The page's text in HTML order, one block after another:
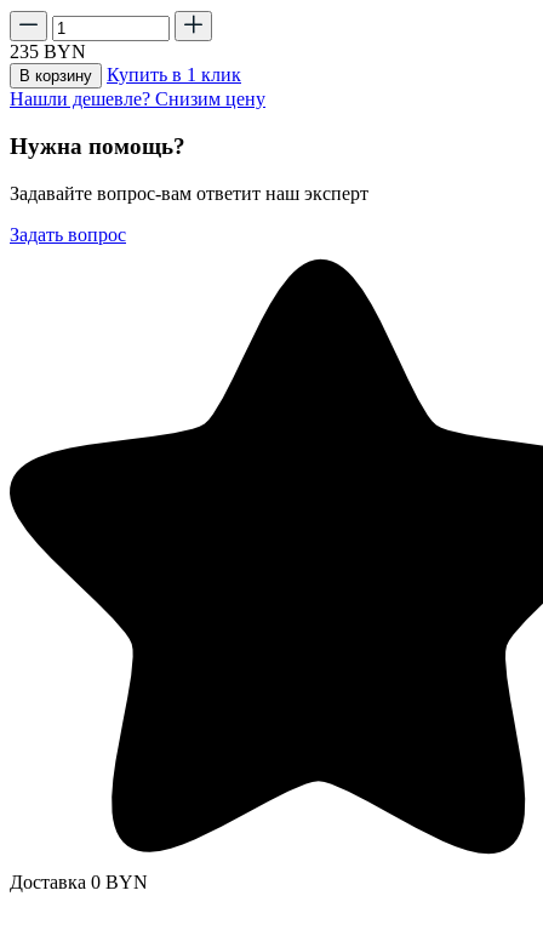
235 BYN
В корзину
Купить в 1 клик
Нашли дешевле? Снизим цену
Нужна помощь?
Задавайте вопрос-вам ответит наш эксперт
Задать вопрос
Доставка 0 BYN